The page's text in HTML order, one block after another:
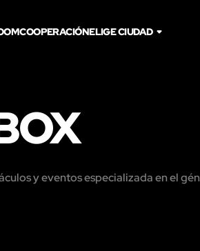
COOPERACIÓNELIGE CIUDAD
y eventos especializada en el